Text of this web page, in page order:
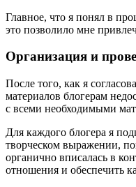
Главное, что я понял в
это позволило мне
Организация и
После того, как я
материалов блогерам
с всеми необходимыми
Для каждого блогера я
творческом выражении,
органично вписалась в
отношения и обеспечить